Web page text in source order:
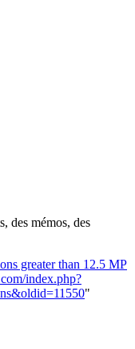
des mémos, des
greater than 12.5 MP
index.php?
"